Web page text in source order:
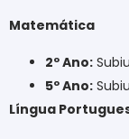
Matemática
2º Ano:
5º Ano:
Língua